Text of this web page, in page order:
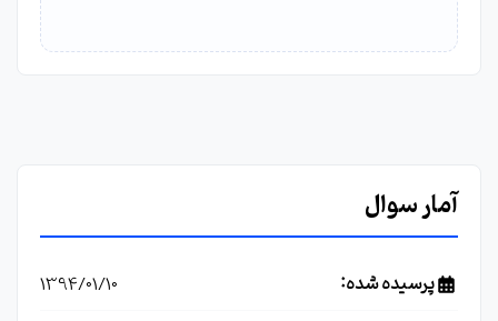
آمار سوال
پرسیده شده: 1394/01/10